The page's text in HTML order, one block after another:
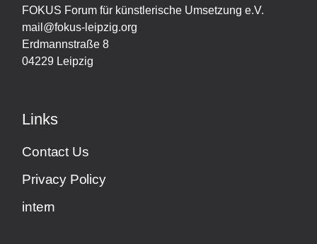
FOKUS Forum für künstlerische Umsetzung e.V.
mail@fokus-leipzig.org
Erdmannstraße 8
04229 Leipzig
Links
Contact Us
Privacy Policy
intern